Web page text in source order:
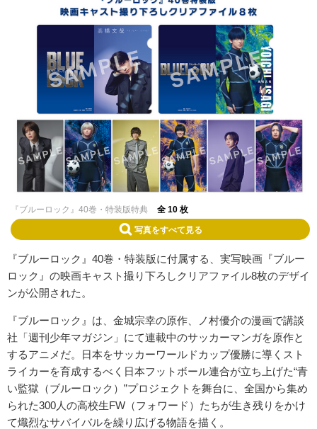
『ブルーロック』40巻・特装版特典 全 10 枚
写真をすべて見る
『ブルーロック』40巻・特装版に付属する、実写映画『ブルー
ロック』の映画キャスト撮り下ろしクリアファイル8枚のデザイ
ンが公開された。
『ブルーロック』は、金城宗幸の原作、ノ村優介の漫画で講談
社「週刊少年マガジン」にて連載中のサッカーマンガを原作と
するアニメだ。日本をサッカーワールドカップ優勝に導くスト
ライカーを育成するべく日本フットボール連合が立ち上げた“青
い監獄（ブルーロック）”プロジェクトを舞台に、全国から集め
られた300人の高校生FW（フォワード）たちが生き残りをかけ
て熾烈なサバイバルを繰り広げる物語を描く。